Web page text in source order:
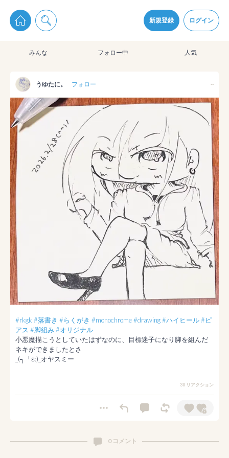
新規登録 ログイン
pixiv Sketchは2024年5月28日付で プライパシーポリシーを改定しました。
通知を受け取るにはここをクリックします
pixiv Sketchアプリでさらに快適に！
みんな フォロー中 人気
うゆたに。 フォロー --
#rkgk #落書き #らくがき #monochrome#drawing#ハイヒール#ピ
アス #脚組み#オリジナル
小悪魔描こうとしていたはずなのに、目標迷子になり脚を組んだ
ネキができましたとさ
_(┐「ε:)_オヤスミー
30 リアクション
0 コメント